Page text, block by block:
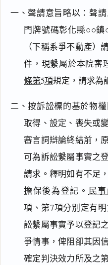
一、聲請意旨略以：聲
門牌號碼彰化縣○○鎮
（下稱系爭不動產）
件，現繫屬於本院審
條第5項規定，請求為
二、按訴訟標的基於物
取得、設定、喪失或
審言詞辯論終結前，
可為訴訟繫屬事實之
請求。釋明如有不足
擔保後為登記。 民
項、第7項分別定有
訟繫屬事實予以登記
爭情事，俾阻卻其因
確定判決效力所及之